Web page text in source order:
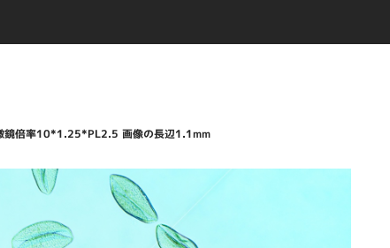
鏡倍率10*1.25*PL2.5 画像の長辺1.1mm